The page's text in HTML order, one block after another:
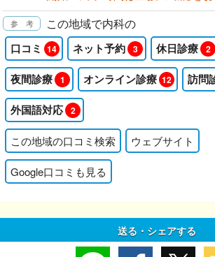
この地域で内科の
口コミ 14 ネット予約 3 休日診療 2
夜間診療 1 オンライン診療 12 訪問
外国語対応 2
この地域の口コミ検索 ウェブサイト
Google口コミも見る
送る・シェアする